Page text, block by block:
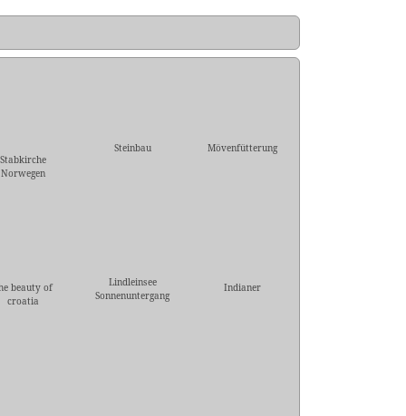
Stabkirche
Norwegen
Steinbau Mövenfütterung
beauty of
croatia
Lindleinsee
Sonnenuntergang
Indianer